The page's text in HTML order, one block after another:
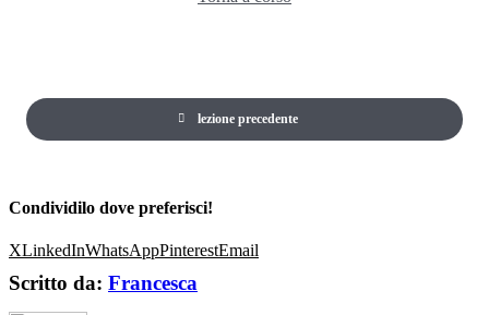
lezione precedente
Condividilo dove preferisci!
XLinkedInWhatsAppPinterestEmail
Scritto da: Francesca